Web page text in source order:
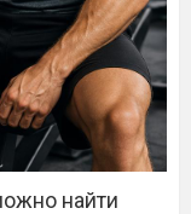
найти